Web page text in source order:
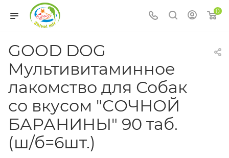
0
GOOD DOG
Мультивитаминное
лакомcтво для Собак
со вкусом "СОЧНОЙ
БАРАНИНЫ" 90 таб.
(ш/б=6шт.)